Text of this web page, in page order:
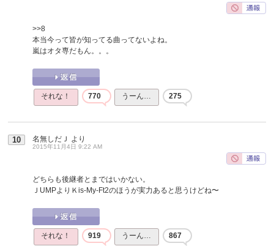
>>8
本当今って皆が知ってる曲ってないよね。
嵐はオタ専だもん。。。
それな！ 770 うーん… 275
10 名無しだＪ より
2015年11月4日 9:22 AM
どちらも後継者とまではいかない。
ＪUMPよりＫis-My-Ft2のほうが実力あると思うけどね〜
それな！ 919 うーん… 867